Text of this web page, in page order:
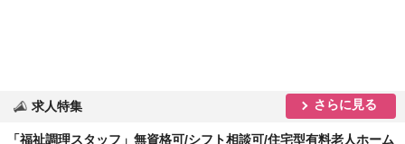
求人特集 さらに見る
「福祉調理スタッフ」無資格可/シフト相談可/住宅型有料老人ホーム